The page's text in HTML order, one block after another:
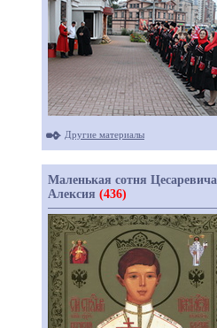
Другие материалы
Маленькая сотня Цесаревича
Алексия (436)